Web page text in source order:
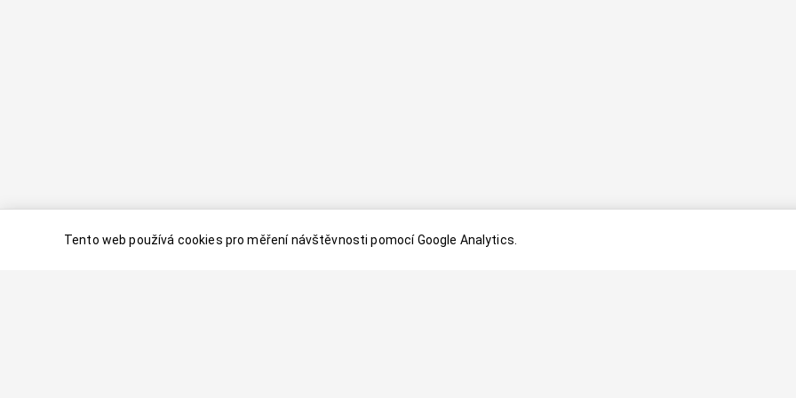
Tento web používá cookies pro měření návštěvnosti pomocí Google Analytics.